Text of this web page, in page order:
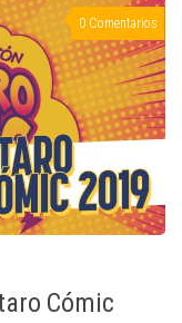
0 Comentarios
Cómic